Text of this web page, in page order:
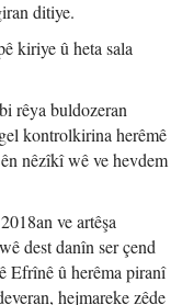
ditiye.
kiriye û heta sala
rêya buldozeran
kontrolkirina herêmê
nêzîkî wê ve hevdem
ve artêşa
dest danîn ser çend
Efrînê û herêma piranî
hejmareke zêde